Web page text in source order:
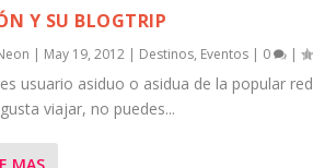
Y SU BLOGTRIP
| May 19, 2012| Destinos, Eventos| 0 |
usuario asiduo o asidua de la popular
viajar, no puedes...